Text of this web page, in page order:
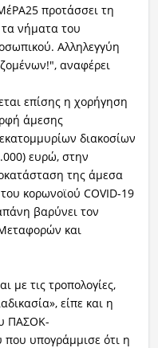
προτάσσει τη
τα νήματα του
Αλληλεγγύη
αναφέρει
επίσης η χορήγηση
άμεσης
διακοσίων
ευρώ, στην
της άμεσα
κορωνοϊού COVID-19
βαρύνει τον
και
με τις τροπολογίες,
είπε και η
ΠΑΣΟΚ-
υπογράμμισε ότι η